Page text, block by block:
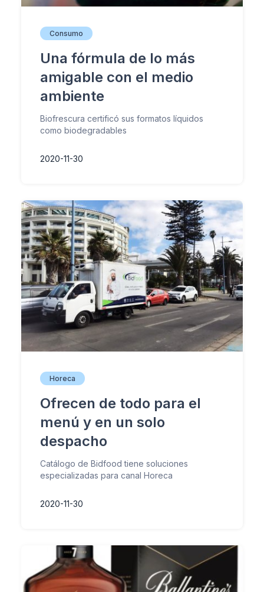
Consumo
Una fórmula de lo más
amigable con el medio
ambiente
Biofrescura certificó sus formatos líquidos
como biodegradables
2020-11-30
Horeca
Ofrecen de todo para el
menú y en un solo
despacho
Catálogo de Bidfood tiene soluciones
especializadas para canal Horeca
2020-11-30